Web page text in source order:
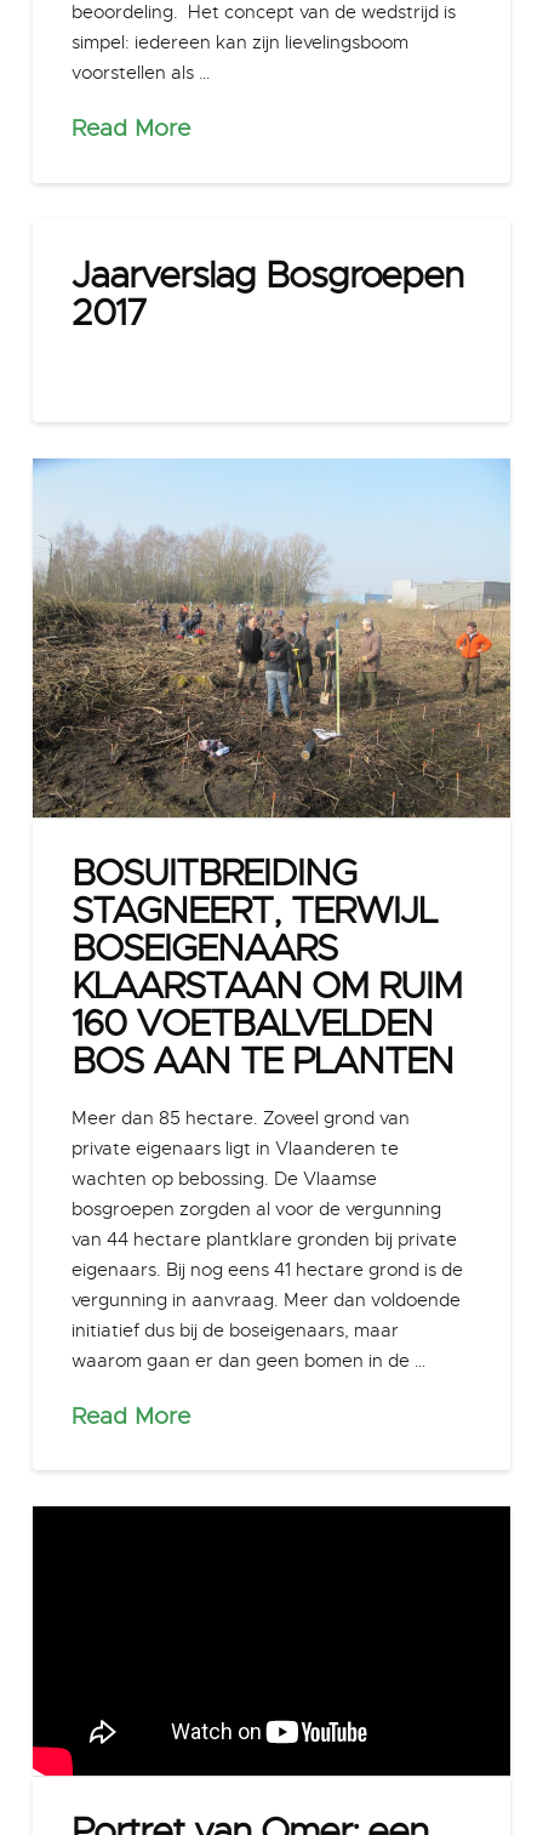
beoordeling. Het concept van de wedstrijd is
simpel: iedereen kan zijn lievelingsboom
voorstellen als …
Read More
Jaarverslag Bosgroepen
2017
BOSUITBREIDING
STAGNEERT, TERWIJL
BOSEIGENAARS
KLAARSTAAN OM RUIM
160 VOETBALVELDEN
BOS AAN TE PLANTEN
Meer dan 85 hectare. Zoveel grond van
private eigenaars ligt in Vlaanderen te
wachten op bebossing. De Vlaamse
bosgroepen zorgden al voor de vergunning
van 44 hectare plantklare gronden bij private
eigenaars. Bij nog eens 41 hectare grond is de
vergunning in aanvraag. Meer dan voldoende
initiatief dus bij de boseigenaars, maar
waarom gaan er dan geen bomen in de …
Read More